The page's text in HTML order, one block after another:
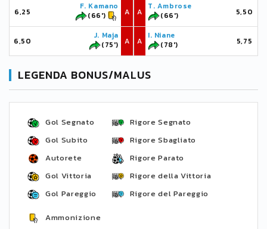
6,25
F. Kamano
(66')
A
6,50
J. Maja
(75')
A
A
T. Ambrose
(66')
5,50
A
I. Niane
(78')
5,75
LEGENDA BONUS/MALUS
Gol Segnato
Gol Subito
Autorete
Gol Vittoria
Gol Pareggio
Rigore Segnato
Rigore Sbagliato
Rigore Parato
Rigore della Vittoria
Rigore del Pareggio
Ammonizione